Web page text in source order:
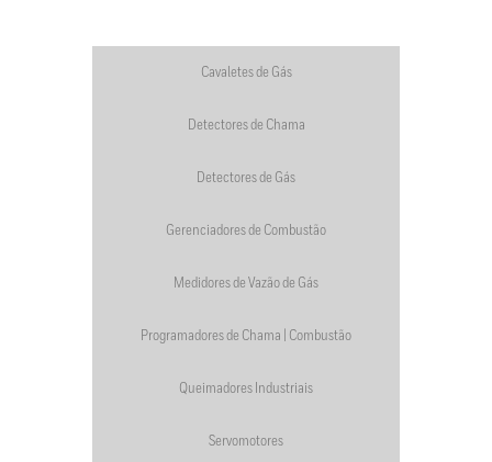
Cavaletes de Gás
Detectores de Chama
Detectores de Gás
Gerenciadores de Combustão
Medidores de Vazão de Gás
Programadores de Chama | Combustão
Queimadores Industriais
Servomotores